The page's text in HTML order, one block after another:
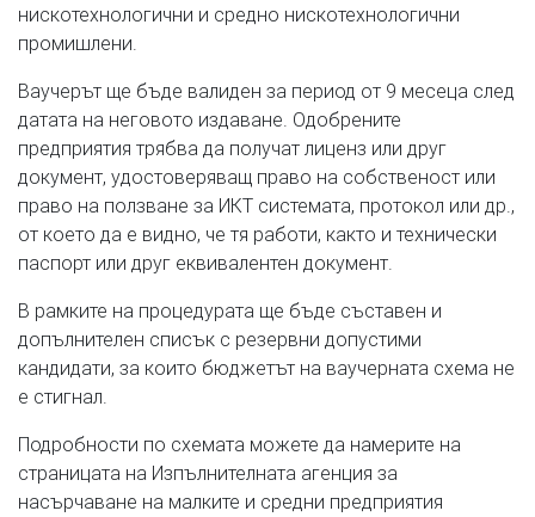
нискотехнологични и средно нискотехнологични
промишлени.
Ваучерът ще бъде валиден за период от 9 месеца след
датата на неговото издаване. Одобрените
предприятия трябва да получат лиценз или друг
документ, удостоверяващ право на собственост или
право на ползване за ИКТ системата, протокол или др.,
от което да е видно, че тя работи, както и технически
паспорт или друг еквивалентен документ.
В рамките на процедурата ще бъде съставен и
допълнителен списък с резервни допустими
кандидати, за които бюджетът на ваучерната схема не
е стигнал.
Подробности по схемата можете да намерите на
страницата на Изпълнителната агенция за
насърчаване на малките и средни предприятия